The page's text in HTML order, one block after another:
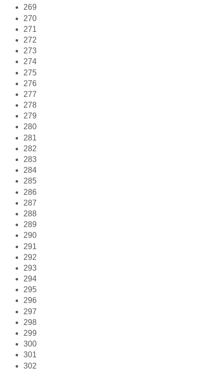
269
270
271
272
273
274
275
276
277
278
279
280
281
282
283
284
285
286
287
288
289
290
291
292
293
294
295
296
297
298
299
300
301
302